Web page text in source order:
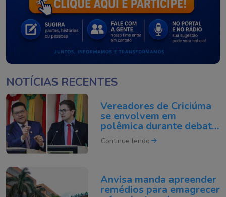
NOTÍCIAS RECENTES
Vereadores de Criciúma
se envolvem em
polêmica durante debate
na Câmara
Continue lendo
Anvisa manda apreender
remédios para emagrecer